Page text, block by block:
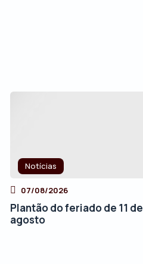
Notícias
07/08/2026
Plantão do feriado de 11 de
agosto